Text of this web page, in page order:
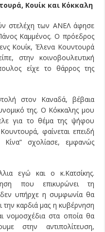
Κουίκ και Κόκκαλη
στελέχη των ΑΝΕΛ άφησε
Καμμένος. Ο πρόεδρος
Κουίκ, Έλενα Κουντουρά
στην κοινοβουλευτική
είχε το θάρρος της
στον Καναδά, βέβαια
της. Ο Κόκκαλης μου
για το θέμα της ψήφου
φαίνεται επειδή
σχολίασε, εμφανώς
εγώ και ο κ.Κατσίκης.
που επικυρώνει τη
υπήρχε η συμφωνία θα
την καρδιά μας η κυβέρνηση
νομοσχέδια στα οποία θα
στην αντιπολίτευση,